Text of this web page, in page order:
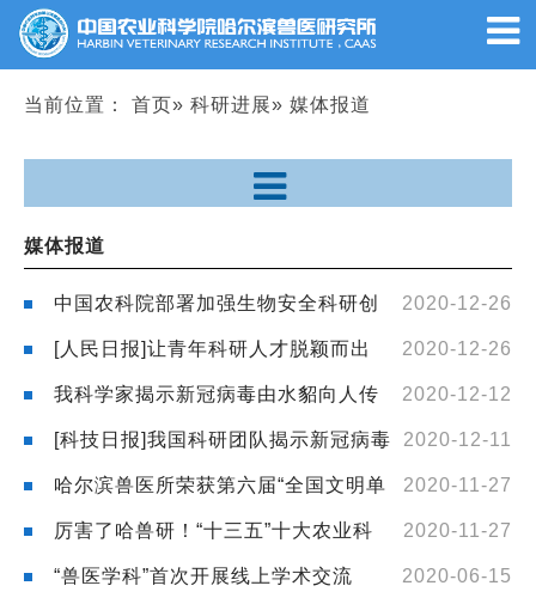
当前位置： 首页» 科研进展» 媒体报道
媒体报道
2020-12-26
中国农科院部署加强生物安全科研创
新 2020-12-26
[人民日报]让青年科研人才脱颖而出
（创新谈） 2020-12-12
我科学家揭示新冠病毒由水貂向人传
播的机理 2020-12-11
[科技日报]我国科研团队揭示新冠病毒
由水貂向人传播的机理 2020-11-27
哈尔滨兽医所荣获第六届“全国文明单
位”荣誉称号 2020-11-27
厉害了哈兽研！“十三五”十大农业科
技标志性成果占两项 2020-06-15
“兽医学科”首次开展线上学术交流